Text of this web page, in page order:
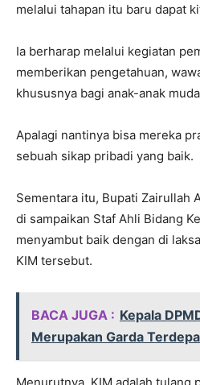
melalui tahapan itu baru dapat
Ia berharap melalui kegiatan
memberikan pengetahuan,
khususnya bagi anak-anak
Apalagi nantinya bisa mereka
sebuah sikap pribadi yang baik.
Sementara itu, Bupati Zairullah
di sampaikan Staf Ahli Bidang
menyambut baik dengan di
KIM tersebut.
BACA JUGA : Kepala
Merupakan Garda